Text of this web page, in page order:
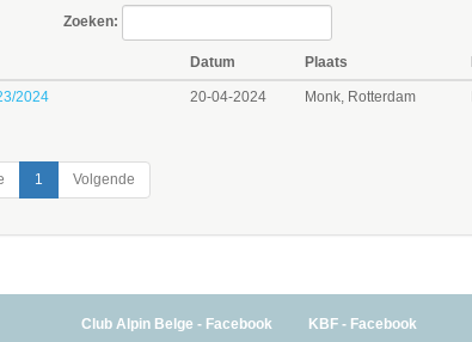
Zoeken:
Datum Plaats
2024 20-04-2024 Monk, Rotterdam
1 Volgende
Club Alpin Belge - Facebook KBF - Facebook